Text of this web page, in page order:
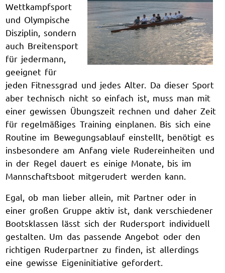
Wettkampfsport
und Olympische
Disziplin, sondern
auch Breitensport
für jedermann,
geeignet für
jeden Fitnessgrad und jedes Alter. Da dieser Sport
aber technisch nicht so einfach ist, muss man mit
einer gewissen Übungszeit rechnen und daher Zeit
für regelmäßiges Training einplanen. Bis sich eine
Routine im Bewegungsablauf einstellt, benötigt es
insbesondere am Anfang viele Rudereinheiten und
in der Regel dauert es einige Monate, bis im
Mannschaftsboot mitgerudert werden kann.
Egal, ob man lieber allein, mit Partner oder in
einer großen Gruppe aktiv ist, dank verschiedener
Bootsklassen lässt sich der Rudersport individuell
gestalten. Um das passende Angebot oder den
richtigen Ruderpartner zu finden, ist allerdings
eine gewisse Eigeninitiative gefordert.